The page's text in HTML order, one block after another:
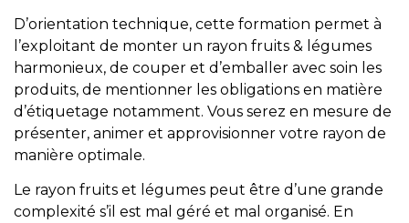
D’orientation technique, cette formation permet à
l’exploitant de monter un rayon fruits & légumes
harmonieux, de couper et d’emballer avec soin les
produits, de mentionner les obligations en matière
d’étiquetage notamment. Vous serez en mesure de
présenter, animer et approvisionner votre rayon de
manière optimale.
Le rayon fruits et légumes peut être d’une grande
complexité s’il est mal géré et mal organisé. En